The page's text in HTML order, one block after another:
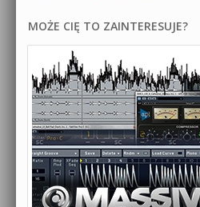
MOŻE CIĘ TO ZAINTERESUJE?